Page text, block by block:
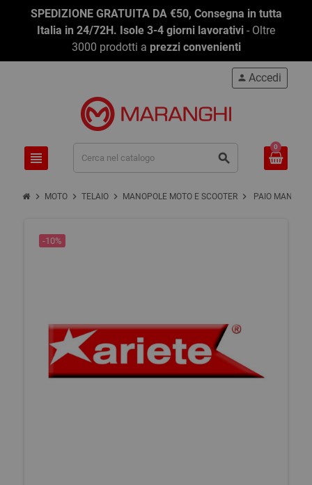
SPEDIZIONE GRATUITA DA €50, Consegna in tutta
Italia in 24/72H. Isole 3-4 giorni lavorativi - Oltre
3000 prodotti a prezzi convenienti
view_headline search
person Accedi
0
chevron_right MOTO chevron_right TELAIO chevron_right MANOPOLE MOTO E SCOOTER chevron_right PAIO
-10%